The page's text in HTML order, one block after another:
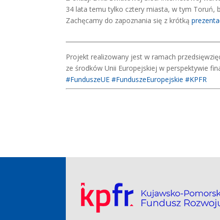
34 lata temu tylko cztery miasta, w tym Toruń,
Zachęcamy do zapoznania się z krótką
Projekt realizowany jest w ramach
ze środków Unii Europejskiej w perspektywie
#FunduszeUE #FunduszeEuropejskie #KPFR